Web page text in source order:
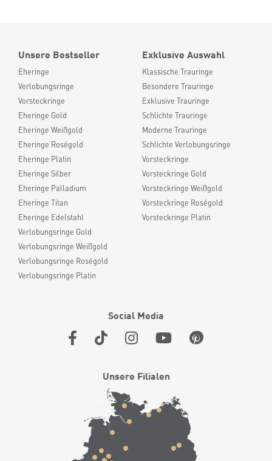
Unsere Bestseller
Eheringe
Verlobungsringe
Vorsteckringe
Eheringe Gold
Eheringe Weißgold
Eheringe Roségold
Eheringe Platin
Eheringe Silber
Eheringe Palladium
Eheringe Titan
Eheringe Edelstahl
Verlobungsringe Gold
Verlobungsringe Weißgold
Verlobungsringe Roségold
Verlobungsringe Platin
Exklusive Auswahl
Klassische Trauringe
Besondere Trauringe
Exklusive Trauringe
Schlichte Trauringe
Moderne Trauringe
Schlichte Verlobungsringe
Vorsteckringe
Vorsteckringe Gold
Vorsteckringe Weißgold
Vorsteckringe Roségold
Vorsteckringe Platin
Social Media
Unsere Filialen